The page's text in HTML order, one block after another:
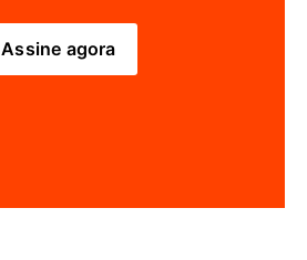
Assine agora